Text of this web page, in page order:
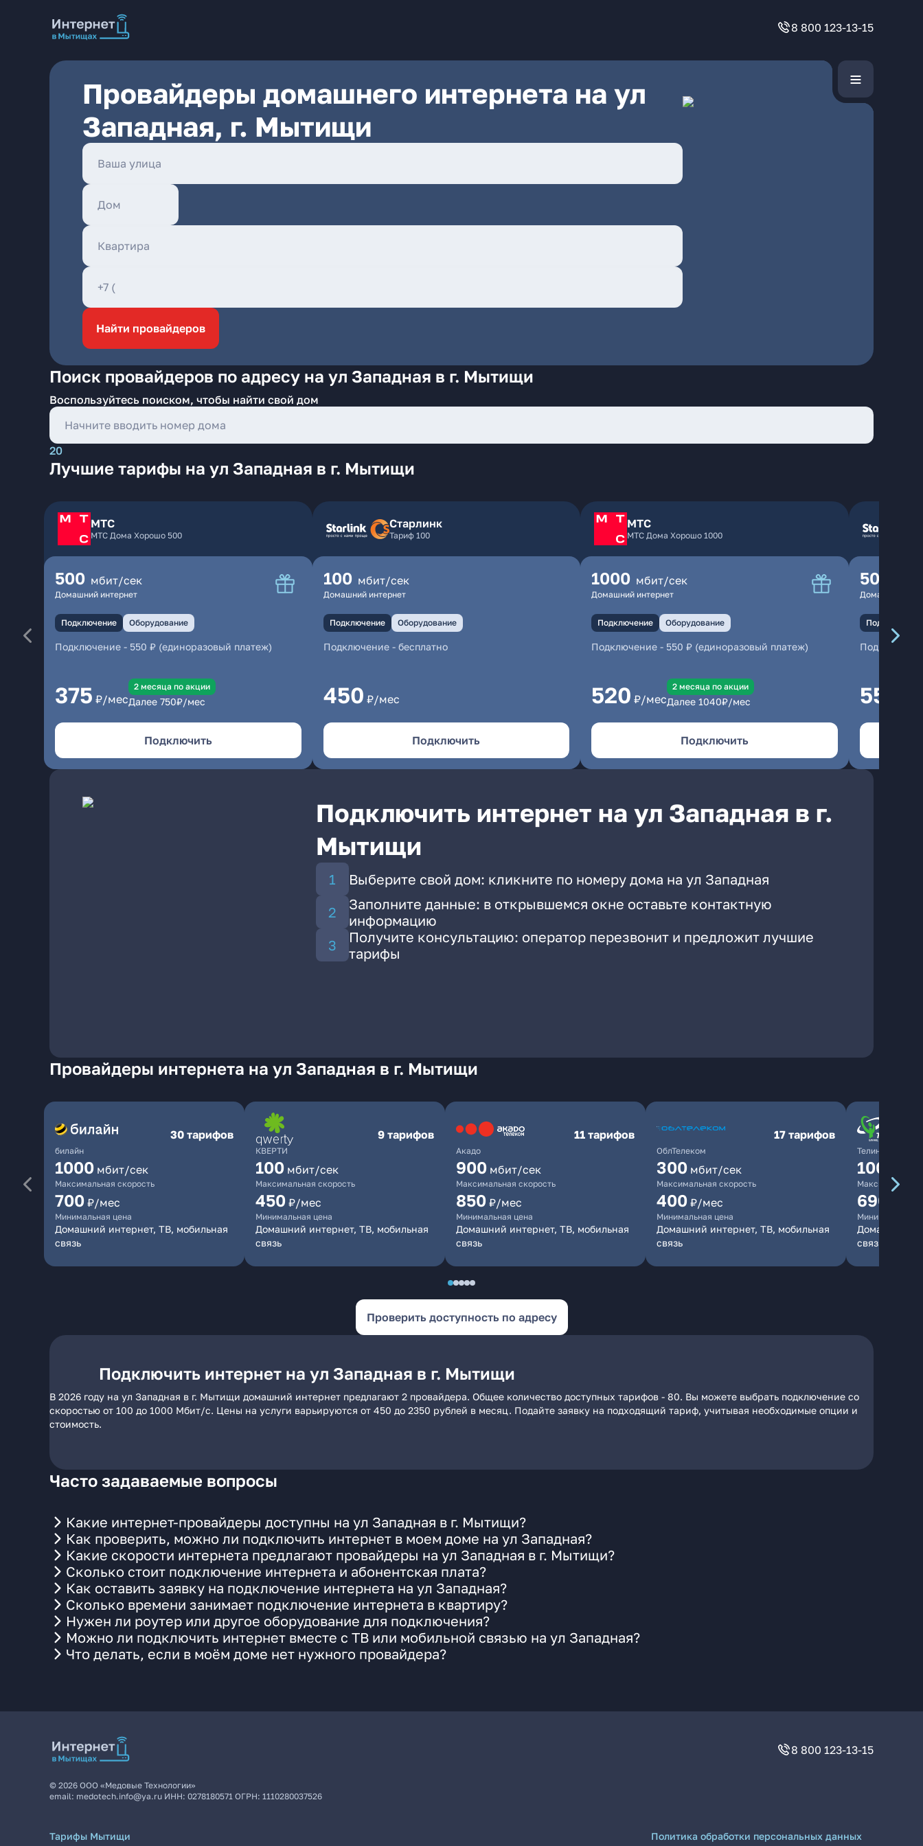
8 800 123-13-15
Провайдеры домашнего интернета на ул
Западная, г. Мытищи
Найти провайдеров
Поиск провайдеров по адресу на ул Западная в г. Мытищи
Воспользуйтесь поиском, чтобы найти свой дом
20
Лучшие тарифы на ул Западная в г. Мытищи
МТС
МТС Дома Хорошо 500
500 мбит/сек
Домашний интернет
Подключение Оборудование
Подключение - 550 ₽ (единоразовый платеж)
375 ₽/мес
2 месяцa по акции
Далее 750₽/мес
Подключить
Старлинк
Тариф 100
100 мбит/сек
Домашний интернет
Подключение Оборудование
Подключение- бесплатно
450 ₽/мес
Подключить
МТС
МТС Дома Хорошо 1000
1000 мбит/сек
Домашний интернет
Подключение Оборудование
Подключение - 550 ₽ (единоразовый платеж)
520 ₽/мес
2 месяцa по акции
Далее 1040₽/мес
Подключить
500
Домашний
Подключение
550
Подключить интернет на ул Западная в г.
Мытищи
Выберите свой дом: кликните по номеру дома на ул Западная
Заполните данные: в открывшемся окне оставьте контактную
информацию
Получите консультацию: оператор перезвонит и предложит лучшие
тарифы
Провайдеры интернета на ул Западная в г. Мытищи
билайн
30 тарифов
1000 мбит/сек
Максимальная скорость
700 ₽/мес
Минимальная цена
Домашний интернет, ТВ, мобильная
связь
КВЕРТИ
9 тарифов
100 мбит/сек
Максимальная скорость
450 ₽/мес
Минимальная цена
Домашний интернет, ТВ, мобильная
связь
Акадо
11 тарифов
900 мбит/сек
Максимальная скорость
850 ₽/мес
Минимальная цена
Домашний интернет, ТВ, мобильная
связь
ОблТелеком
17 тарифов
300 мбит/сек
Максимальная скорость
400 ₽/мес
Минимальная цена
Домашний интернет, ТВ, мобильная
связь
ТелинКом
1000
Максимальная
690
Минимальная
Домашний
связь
Проверить доступность по адресу
Подключить интернет на ул Западная в г. Мытищи
В 2026 году на ул Западная в г. Мытищи домашний интернет предлагают 2 провайдера. Общее количество доступных тарифов - 80. Вы можете выбрать подключение со
скоростью от 100 до 1000 Мбит/с. Цены на услуги варьируются от 450 до 2350 рублей в месяц. Подайте заявку на подходящий тариф, учитывая необходимые опции и
стоимость.
Часто задаваемые вопросы
Какие интернет-провайдеры доступны на ул Западная в г. Мытищи?
Как проверить, можно ли подключить интернет в моем доме на ул Западная?
Какие скорости интернета предлагают провайдеры на ул Западная в г. Мытищи?
Сколько стоит подключение интернета и абонентская плата?
Как оставить заявку на подключение интернета на ул Западная?
Сколько времени занимает подключение интернета в квартиру?
Нужен ли роутер или другое оборудование для подключения?
Можно ли подключить интернет вместе с ТВ или мобильной связью на ул Западная?
Что делать, если в моём доме нет нужного провайдера?
8 800 123-13-15
© 2026 ООО «Медовые Технологии»
email: medotech.info@ya.ru ИНН: 0278180571 ОГРН: 1110280037526
Тарифы Мытищи
Политика обработки персональных данных